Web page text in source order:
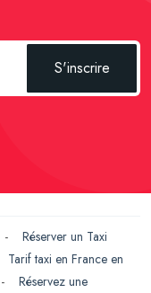
S'inscrire
- Réserver un Taxi
Tarif taxi en France en
- Réservez une